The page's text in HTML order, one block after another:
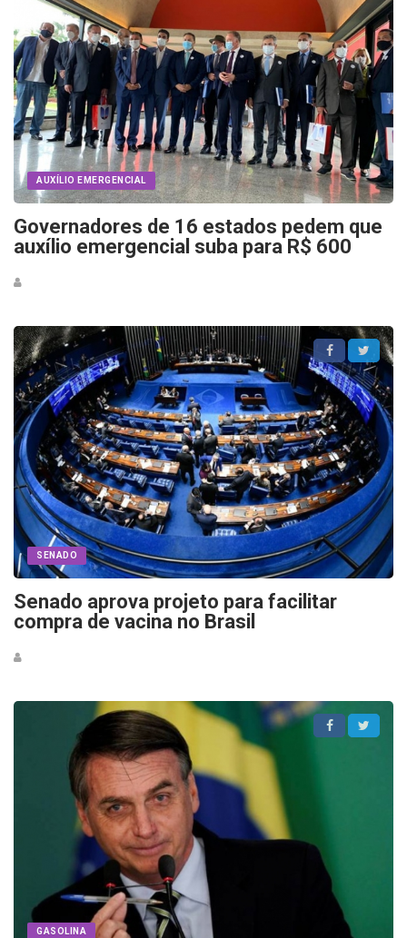
AUXÍLIO EMERGENCIAL
Governadores de 16 estados pedem que
auxílio emergencial suba para R$ 600
SENADO
Senado aprova projeto para facilitar
compra de vacina no Brasil
GASOLINA